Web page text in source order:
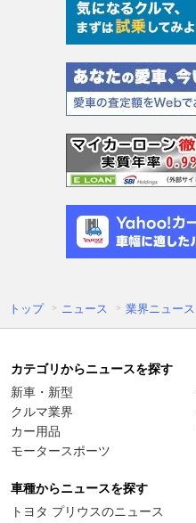
トップ ニュース 業界ニュース
カテゴリからニュースを探す
新車・新型
クルマ業界
カー用品
モータースポーツ
車種からニュースを探す
トヨタ プリウスのニュース